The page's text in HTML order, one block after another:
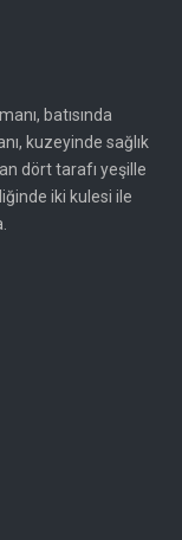
batısında
kuzeyinde sağlık
dört tarafı yeşille
iki kulesi ile